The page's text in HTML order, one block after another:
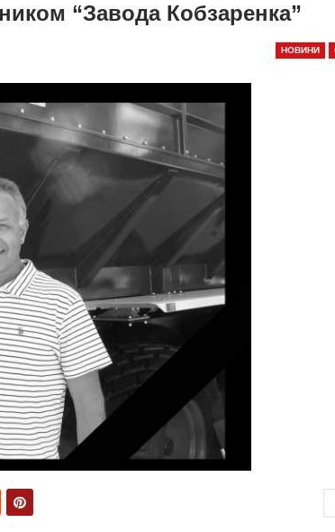
“Завода Кобзаренка”
НОВИНИ